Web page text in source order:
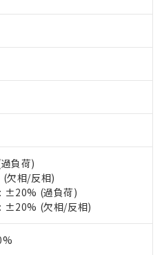
負荷)
欠相/反相)
±20% (過負荷)
±20% (欠相/反相)
去に遡って非含有を証明するも
では、対応完了までの期間は出
た。
から、特段のことがない限り